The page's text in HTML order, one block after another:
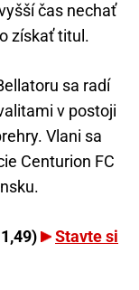
čas nechať
získať titul.
sa radí
v postoji
Vlani sa
Centurion FC
Stavte si